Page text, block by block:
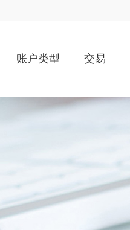
账户类型 交易